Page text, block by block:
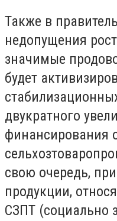
Также в
недопущения
значимые
будет
двукратного
финансирования
свою очередь,
продукции,
СЗПТ (социально